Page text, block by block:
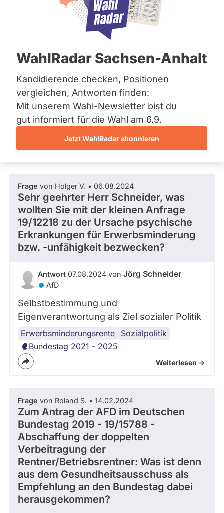
Bremen
Hamburg
Mecklenburg-Vorpommern
Nordrhein-Westfalen
Saarland
Sachsen
Sachsen-Anhalt
Sachsen-Anhalt
Schleswig-Holstein
Thüringen
Archiv
Spenden
WahlRadar Sachsen-Anhalt
Kandidierende checken, Positionen
vergleichen, Antworten finden:
Mit unserem Wahl-Newsletter bist du
gut informiert für die Wahl am 6.9.
Jetzt WahlRadar abonnieren
AfD
Dieser Politiker hat kein aktuelles und kein
zukünftiges Mandat und keine
Direktandidatur auf Landes-, Bundes- oder
Wahlliste werden bei uns nicht erfasst.
Die Fragefunktion ist für diese Person
derzeit nicht aktiv.
Politiker:innen
aktiven
oder
Mandaten
können
über
abgeordnetenwatch
befragt
Fragen und Antworten
Frage von Holger V. • 06.08.2024
Sehr geehrter Herr Schneider, was
wollten Sie mit der kleinen Anfrage
19/12218 zu der Ursache psychische
Erkrankungen für Erwerbsminderung
bzw. -unfähigkeit bezwecken?
Antwort 07.08.2024 von Jörg Schneider
AfD
Selbstbestimmung und
Eigenverantwortung als Ziel sozialer Politik
Erwerbsminderungsrente Sozialpolitik
psychische
Gesundheit
Bundestag 2021 - 2025
Weiterlesen ->
Frage von Roland S. • 14.02.2024
Zum Antrag der AFD im Deutschen
Bundestag 2019 - 19/15788 -
Abschaffung der doppelten
Verbeitragung der
Rentner/Betriebsrentner: Was ist denn
aus dem Gesundheitsausschuss als
Empfehlung an den Bundestag dabei
herausgekommen?